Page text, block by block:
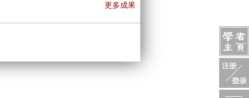
更多成果